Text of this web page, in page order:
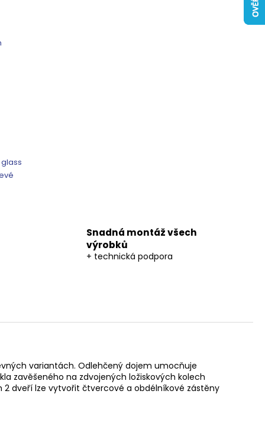
Snadná montáž všech
výrobků
+ technická podpora
variantách. Odlehčený dojem umocňuje
zavěšeného na zdvojených ložiskových kolech
dveří lze vytvořit čtvercové a obdélníkové zástěny